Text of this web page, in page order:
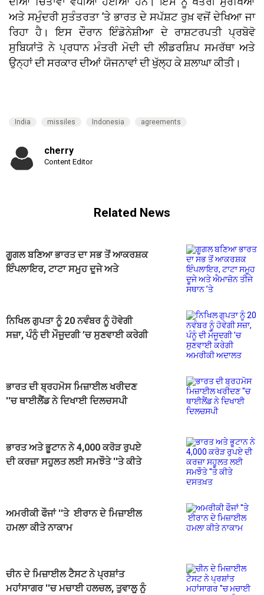
ਅਤੇ ਸਮੁੰਦਰੀ ਸੁਤੰਤਰਤਾ ’ਤੇ ਭਾਰਤ ਦੇ ਸਪੱਸ਼ਟ ਰੁਖ਼ ਵਜੋਂ ਦੇਖਿਆ ਜਾ
ਰਿਹਾ ਹੈ। ਇਸ ਦੌਰਾਨ ਇੰਡੋਨੇਸ਼ੀਆ ਦੇ ਰਾਸ਼ਟਰਪਤੀ ਪ੍ਰਬੋਵੋ
ਸੁਬਿਯਾਂਤੋ ਨੇ ਪ੍ਰਧਾਨ ਮੰਤਰੀ ਮੋਦੀ ਦੀ ਲੀਡਰਸ਼ਿਪ ਸਮਰੱਥਾ ਅਤੇ
ਉਨ੍ਹਾਂ ਦੀ ਸਰਕਾਰ ਦੀਆਂ ਯੋਜਨਾਵਾਂ ਦੀ ਖੁੱਲ੍ਹ ਕੇ ਸ਼ਲਾਘਾ ਕੀਤੀ।
India missiles Indonesia agreements
cherry
Content Editor
Related News
ਗੂਗਲ ਬਣਿਆ ਭਾਰਤ ਦਾ ਸਭ ਤੋਂ ਆਕਰਸ਼ਕ
ਇੰਪਲਾਇਰ, ਟਾਟਾ ਸਮੂਹ ਦੂਜੇ ਅਤੇ
ਨਿਖਿਲ ਗੁਪਤਾ ਨੂੰ 20 ਨਵੰਬਰ ਨੂੰ ਹੋਵੇਗੀ
ਸਜ਼ਾ, ਪੰਨੂੰ ਦੀ ਮੌਜੂਦਗੀ ’ਚ ਸੁਣਵਾਈ ਕਰੇਗੀ
ਭਾਰਤ ਦੀ ਬ੍ਰਹਮੋਸ ਮਿਜ਼ਾਈਲ ਖਰੀਦਣ
''ਚ ਥਾਈਲੈਂਡ ਨੇ ਦਿਖਾਈ ਦਿਲਚਸਪੀ
ਭਾਰਤ ਅਤੇ ਭੂਟਾਨ ਨੇ 4,000 ਕਰੋੜ ਰੁਪਏ
ਦੀ ਕਰਜ਼ਾ ਸਹੂਲਤ ਲਈ ਸਮਝੌਤੇ ''ਤੇ ਕੀਤੇ
ਅਮਰੀਕੀ ਫੌਜਾਂ ''ਤੇ ਈਰਾਨ ਦੇ ਮਿਜ਼ਾਈਲ
ਹਮਲਾ ਕੀਤੇ ਨਾਕਾਮ
ਚੀਨ ਦੇ ਮਿਜ਼ਾਈਲ ਟੈਸਟ ਨੇ ਪ੍ਰਸ਼ਾਂਤ
ਮਹਾਂਸਾਗਰ ''ਚ ਮਚਾਈ ਹਲਚਲ, ਤੁਵਾਲੂ ਨੂੰ